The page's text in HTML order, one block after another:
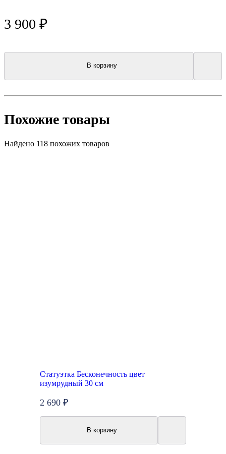
3 900 ₽
В корзину
Похожие товары
Найдено 118 похожих товаров
Статуэтка Бесконечность цвет
изумрудный 30 см
2 690 ₽
В корзину